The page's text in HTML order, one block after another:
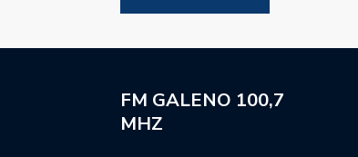
Atenas
periodistas y
Colón
FM GALENO 100,7
MHZ